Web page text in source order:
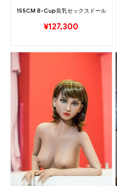
155CM B-Cup良乳セックスドール
¥127,300